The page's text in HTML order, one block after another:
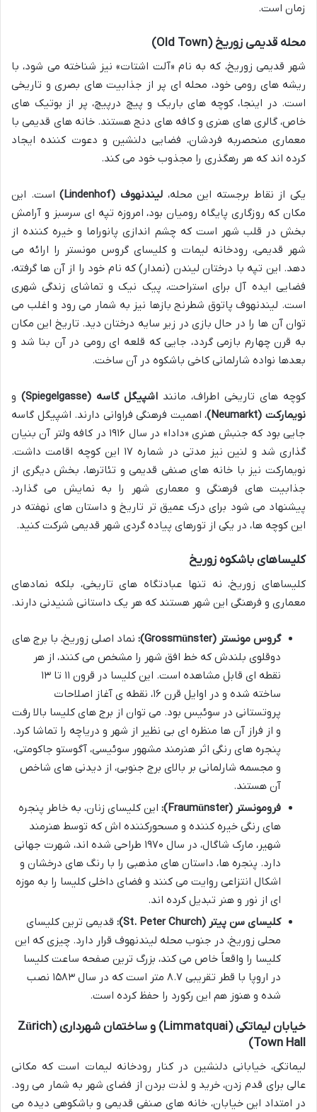
زمان است.
محله قدیمی زوریخ (Old Town)
شهر قدیمی زوریخ، که به نام «آلت اشتات» نیز شناخته می شود، با
ریشه های رومی خود، محله ای پر از جذابیت های بصری و تاریخی
است. در اینجا، کوچه های باریک و پیچ درپیچ، پر از بوتیک های
خاص، گالری های هنری و کافه های دنج هستند. خانه های قدیمی با
معماری منحصربه فردشان، فضایی دلنشین و دعوت کننده ایجاد
کرده اند که هر رهگذری را مجذوب خود می کند.
یکی از نقاط برجسته این محله، لیندنهوف (Lindenhof)
است. این
مکان که روزگاری پایگاه رومیان بود، امروزه تپه ای سرسبز و آرامش
بخش در قلب شهر است که چشم اندازی پانوراما و خیره کننده از
شهر قدیمی، رودخانه لیمات و کلیسای گروس مونستر را ارائه می
دهد. این تپه با درختان لیندن (نمدار) که نام خود را از آن ها گرفته،
فضایی ایده آل برای استراحت، پیک نیک و تماشای زندگی شهری
است. لیندنهوف پاتوق شطرنج بازها نیز به شمار می رود و اغلب می
توان آن ها را در حال بازی در زیر سایه درختان دید. تاریخ این مکان
به قرن چهارم بازمی گردد، جایی که قلعه ای رومی در آن بنا شد و
بعدها نواده شارلمانی کاخی باشکوه در آن ساخت.
کوچه های تاریخی اطراف، مانند اشپیگل گاسه (Spiegelgasse)
و
نویمارکت (Neumarkt)
، اهمیت فرهنگی فراوانی دارند. اشپیگل گاسه
جایی بود که جنبش هنری «دادا» در سال ۱۹۱۶ در کافه ولتر آن بنیان
گذاری شد و لنین نیز مدتی در شماره ۱۷ این کوچه اقامت داشت.
نویمارکت نیز با خانه های صنفی قدیمی و تئاترها، بخش دیگری از
جذابیت های فرهنگی و معماری شهر را به نمایش می گذارد.
پیشنهاد می شود برای درک عمیق تر تاریخ و داستان های نهفته در
این کوچه ها، در یکی از تورهای پیاده گردی شهر قدیمی شرکت کنید.
کلیساهای باشکوه زوریخ
کلیساهای زوریخ، نه تنها عبادتگاه های تاریخی، بلکه نمادهای
معماری و فرهنگی این شهر هستند که هر یک داستانی شنیدنی دارند.
گروس مونستر (Grossmünster):
نماد اصلی زوریخ، با برج های
دوقلوی بلندش که خط افق شهر را مشخص می کنند، از هر
نقطه ای قابل مشاهده است. این کلیسا در قرون ۱۱ تا ۱۳
ساخته شده و در اوایل قرن ۱۶، نقطه ی آغاز اصلاحات
پروتستانی در سوئیس بود. می توان از برج های کلیسا بالا رفت
و از فراز آن ها منظره ای بی نظیر از شهر و دریاچه را تماشا کرد.
پنجره های رنگی اثر هنرمند مشهور سوئیسی، آگوستو جاکومتی،
و مجسمه شارلمانی بر بالای برج جنوبی، از دیدنی های شاخص
آن هستند.
فرومونستر (Fraumünster):
این کلیسای زنان، به خاطر پنجره
های رنگی خیره کننده و مسحورکننده اش که توسط هنرمند
شهیر، مارک شاگال، در سال ۱۹۷۰ طراحی شده اند، شهرت جهانی
دارد. پنجره ها، داستان های مذهبی را با رنگ های درخشان و
اشکال انتزاعی روایت می کنند و فضای داخلی کلیسا را به موزه
ای از نور و هنر تبدیل کرده اند.
کلیسای سن پیتر (St. Peter Church):
قدیمی ترین کلیسای
محلی زوریخ، در جنوب محله لیندنهوف قرار دارد. چیزی که این
کلیسا را واقعاً خاص می کند، بزرگ ترین صفحه ساعت کلیسا
در اروپا با قطر تقریبی ۸.۷ متر است که در سال ۱۵۸۳ نصب
شده و هنوز هم این رکورد را حفظ کرده است.
خیابان لیماتکی (Limmatquai) و ساختمان شهرداری (Zürich
Town Hall)
لیماتکی، خیابانی دلنشین در کنار رودخانه لیمات است که مکانی
عالی برای قدم زدن، خرید و لذت بردن از فضای شهر به شمار می رود.
در امتداد این خیابان، خانه های صنفی قدیمی و باشکوهی دیده می